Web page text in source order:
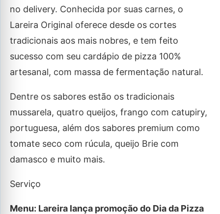
no delivery. Conhecida por suas carnes, o
Lareira Original oferece desde os cortes
tradicionais aos mais nobres, e tem feito
sucesso com seu cardápio de pizza 100%
artesanal, com massa de fermentação natural.
Dentre os sabores estão os tradicionais
mussarela, quatro queijos, frango com catupiry,
portuguesa, além dos sabores premium como
tomate seco com rúcula, queijo Brie com
damasco e muito mais.
Serviço
Menu: Lareira lança promoção do Dia da Pizza